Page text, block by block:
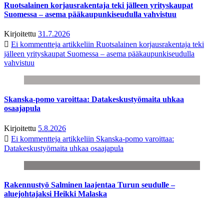
Ruotsalainen korjausrakentaja teki jälleen yrityskaupat
Suomessa – asema pääkaupunkiseudulla vahvistuu
Kirjoitettu 31.7.2026
Ei kommentteja artikkeliin Ruotsalainen korjausrakentaja teki
jälleen yrityskaupat Suomessa – asema pääkaupunkiseudulla
vahvistuu
Skanska-pomo varoittaa: Datakeskustyömaita uhkaa
osaajapula
Kirjoitettu 5.8.2026
Ei kommentteja artikkeliin Skanska-pomo varoittaa:
Datakeskustyömaita uhkaa osaajapula
Rakennustyö Salminen laajentaa Turun seudulle –
aluejohtajaksi Heikki Malaska